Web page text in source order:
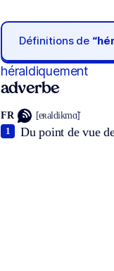
Définitions de
héraldiquement
adverbe
FR [eʀaldikmɑ̃]
Du point de vue
1